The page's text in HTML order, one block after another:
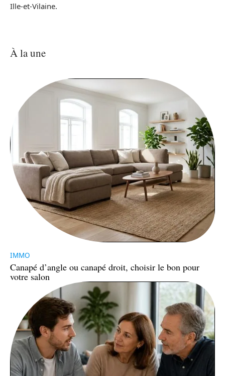
Ille-et-Vilaine.
À la une
IMMO
Canapé d’angle ou canapé droit, choisir le bon pour
votre salon